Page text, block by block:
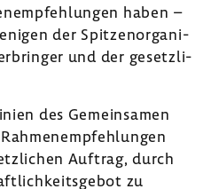
haben –
der Spit­zen­or­ga­ni­
und der gesetz­li­
des Gemein­samen
Auftrag, durch
zu